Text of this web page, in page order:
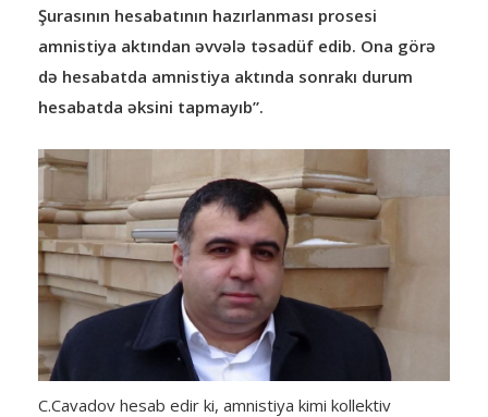
Şurasının hesabatının hazırlanması prosesi
amnistiya aktından əvvələ təsadüf edib. Ona görə
də hesabatda amnistiya aktında sonrakı durum
hesabatda əksini tapmayıb”.
C.Cavadov hesab edir ki, amnistiya kimi kollektiv